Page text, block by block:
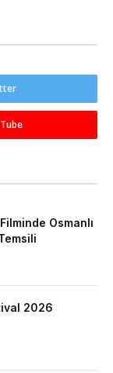
Osmanlı
2026